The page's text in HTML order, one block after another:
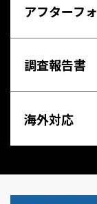
アフターフ
調査報告書
海外対応